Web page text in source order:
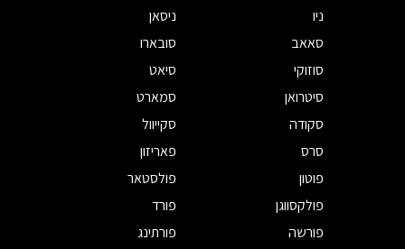
ניו
ניסאן
סאאב
סובארו
סוזוקי
סיאט
סיטרואן
סמארט
סקודה
סקייוול
סרס
פאריזון
פוטון
פולסטאר
פולקסווגן
פורד
פורשה
פורתינג